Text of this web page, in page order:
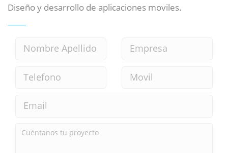
Diseño y desarrollo de aplicaciones moviles.